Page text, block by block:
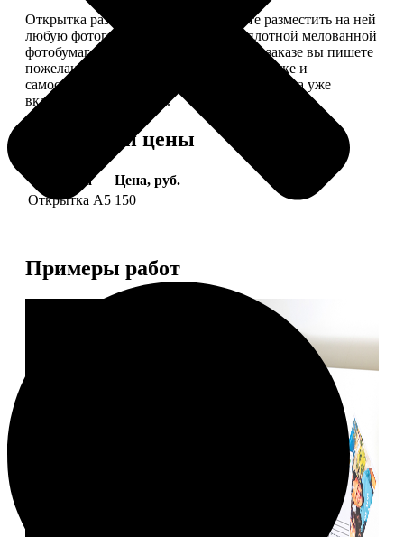
Открытка размером 10*15, вы можете разместить на ней
любую фотографию. Печатается на плотной мелованной
фотобумаге плотностью 300 г/м2. При заказе вы пишете
пожелание, мы его напечатаем на открытке и
самостоятельно отправим адресату (доставка уже
включена в стоимость).
Форматы и цены
Услуга
Цена, руб.
Открытка А5 150
Примеры работ